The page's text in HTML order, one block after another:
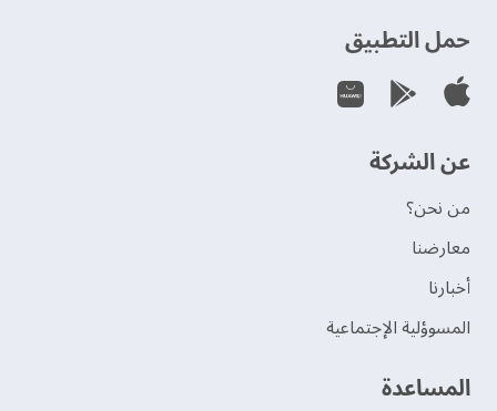
حمل التطبيق
عن الشركة
من نحن؟
‫معارضنا‬
‫أخبارنا‬
المسوؤلية الإجتماعية
‫المساعدة‬